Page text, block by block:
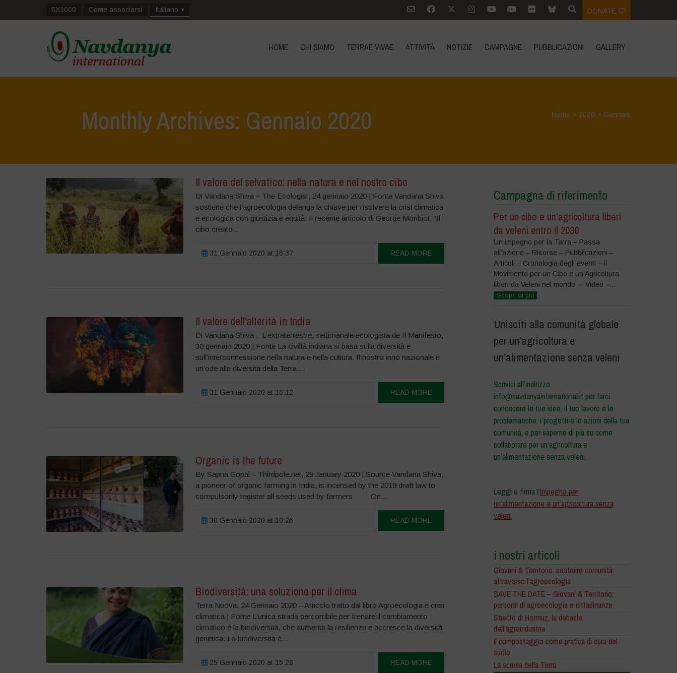
5X1000 Come associarsi Italiano DONATE
HOME CHI SIAMO TERRAE VIVAE ATTIVITÀ NOTIZIE CAMPAGNE PUBBLICAZIONI GALLERY
Monthly Archives: Gennaio 2020 Home > 2020 > Gennaio
Il valore del selvatico: nella natura e nel nostro cibo
Di Vandana Shiva – The Ecologist, 24 gennaio 2020 | Fonte Vandana Shiva
sostiene che l’agroecologia detenga la chiave per risolvere la crisi climatica
e ecologica con giustizia e equità. Il recente articolo di George Monbiot, “Il
cibo creato...
31 Gennaio 2020 at 16:37 READ MORE
Il valore dell’alterità in India
Di Vandana Shiva – L’extraterrestre, settimanale ecologista de Il Manifesto,
30 gennaio 2020 | Fonte La civiltà indiana si basa sulla diversità e
sull’interconnessione nella natura e nella cultura. Il nostro inno nazionale è
un’ode alla diversità della Terra....
31 Gennaio 2020 at 16:12 READ MORE
Organic is the future
By Sapna Gopal – Thirdpole.net, 29 January 2020 | Source Vandana Shiva,
a pioneer of organic farming in India, is incensed by the 2019 draft law to
compulsorily register all seeds used by farmers On...
30 Gennaio 2020 at 10:26 READ MORE
Biodiversità: una soluzione per il clima
Terra Nuova, 24 Gennaio 2020 – Articolo tratto dal libro Agroecologia e crisi
climatica | Fonte L’unica strada percorribile per frenare il cambiamento
climatico è la biodiversità, che aumenta la resilienza e accresce la diversità
genetica. La biodiversità è...
25 Gennaio 2020 at 15:28 READ MORE
Campagna di riferimento
Per un cibo e un’agricoltura liberi
da veleni entro il 2030
Un impegno per la Terra – Passa
all’azione – Risorse – Pubblicazioni –
Articoli – Cronologia degli eventi – il
Movimento per un Cibo e un’Agricoltura
liberi da Veleni nel mondo – Video –...
Scopri di più
Unisciti alla comunità globale
per un’agricoltura e
un’alimentazione senza veleni
Scrivici all’indirizzo
info@navdanyainternational.it per farci
conoscere le tue idee, il tuo lavoro e le
problematiche, i progetti e le azioni della tua
comunità, e per saperne di più su come
collaborare per un’agricoltura e
un’alimentazione senza veleni.
Leggi e firma l’Impegno per
un’alimentazione e un’agricoltura senza
veleni
i nostri articoli
Giovani & Territorio: costruire comunità
attraverso l’agroecologia
SAVE THE DATE – Giovani & Territorio:
percorsi di agroecologia e cittadinanza
Stretto di Hormuz, la debacle
dell’agroindustria
Il compostaggio come pratica di cura del
suolo
La scuola della Terra